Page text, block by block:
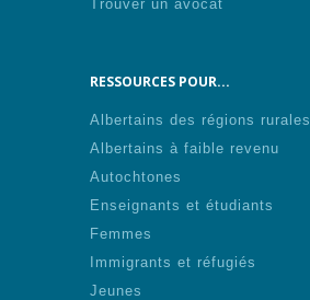
Trouver un avocat
RESSOURCES POUR...
Albertains des régions rurales
Albertains à faible revenu
Autochtones
Enseignants et étudiants
Femmes
Immigrants et réfugiés
Jeunes